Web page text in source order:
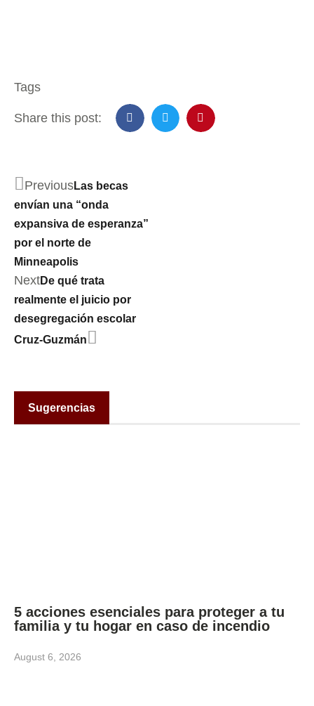
Tags
Share this post:
PreviousLas becas
envían una “onda
expansiva de esperanza”
por el norte de
Minneapolis
NextDe qué trata
realmente el juicio por
desegregación escolar
Cruz-Guzmán
Sugerencias
5 acciones esenciales para proteger a tu
familia y tu hogar en caso de incendio
August 6, 2026